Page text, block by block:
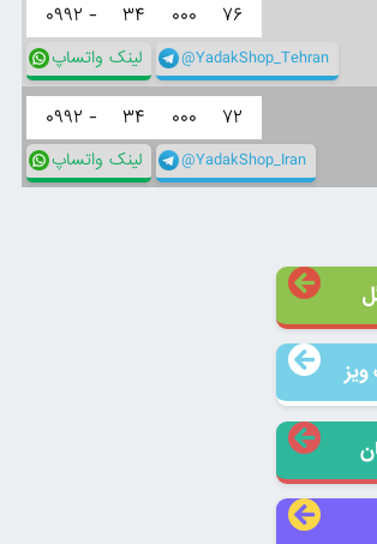
۰۹۹۲ - ۳۴ ۰۰۰ ۷۶
لینک واتساپ @YadakShop_Tehran
۰۹۹۲ - ۳۴ ۰۰۰ ۷۲
لینک واتساپ @YadakShop_Iran